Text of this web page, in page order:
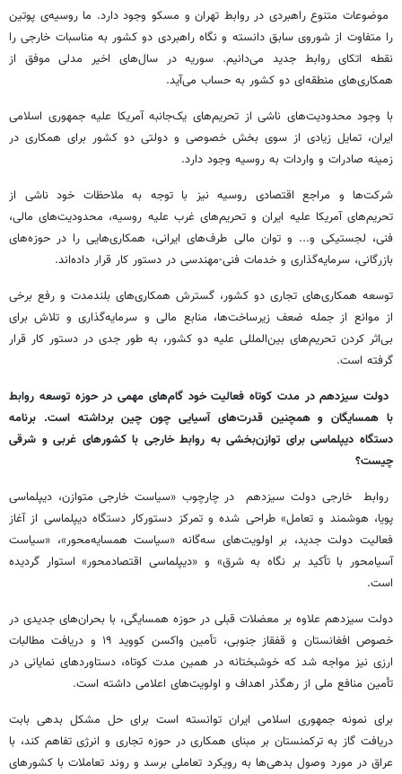
موضوعات متنوع راهبردی در روابط تهران و مسکو وجود دارد. ما روسیه‌ی پوتین
را متفاوت از شوروی سابق دانسته و نگاه راهبردی دو کشور به مناسبات خارجی را
نقطه اتکای روابط جدید می‌دانیم. سوریه در سال‌های اخیر مدلی موفق از
همکاری‌های منطقه‌ای دو کشور به حساب می‌آید.
با وجود محدودیت‌های ناشی از تحریم‌های یک‌جانبه آمریکا علیه جمهوری اسلامی
ایران، تمایل زیادی از سوی بخش خصوصی و دولتی دو کشور برای همکاری در
زمینه صادرات و واردات به روسیه وجود دارد.
شرکت‌ها و مراجع اقتصادی روسیه نیز با توجه به ملاحظات خود ناشی از
تحریم‌های آمریکا علیه ایران و تحریم‌های غرب علیه روسیه، محدودیت‌های مالی،
فنی، لجستیکی و... و توان مالی طرف‌های ایرانی، همکاری‌هایی را در حوزه‌های
بازرگانی، سرمایه‌گذاری و خدمات فنی-مهندسی در دستور کار قرار داده‌اند.
توسعه همکاری‌های تجاری دو کشور، گسترش همکاری‌های بلندمدت و رفع برخی
از موانع از جمله ضعف زیرساخت‌ها، منابع مالی و سرمایه‌گذاری و تلاش برای
بی‌اثر کردن تحریم‌های بین‌المللی علیه دو کشور، به طور جدی در دستور کار قرار
گرفته است.
دولت سیزدهم در مدت کوتاه فعالیت خود گام‌های مهمی در حوزه توسعه روابط
با همسایگان و همچنین قدرت‌های آسیایی چون چین برداشته است. برنامه
دستگاه دیپلماسی برای توازن‌بخشی به روابط خارجی با کشورهای غربی و شرقی
چیست؟
روابط خارجی دولت سیزدهم در چارچوب «سیاست خارجی متوازن، دیپلماسی
پویا، هوشمند و تعامل» طراحی شده و تمرکز دستورکار دستگاه دیپلماسی از آغاز
فعالیت دولت جدید، بر اولویت‌های سه‌گانه «سیاست همسایه‌محور»، «سیاست
آسیامحور با تأکید بر نگاه به شرق» و «دیپلماسی اقتصادمحور» استوار گردیده
است.
دولت سیزدهم علاوه بر معضلات قبلی در حوزه همسایگی، با بحران‌های جدیدی در
خصوص افغانستان و قفقاز جنوبی، تأمین واکسن کووید ۱۹ و دریافت مطالبات
ارزی نیز مواجه شد که خوشبختانه در همین مدت کوتاه، دستاوردهای نمایانی در
تأمین منافع ملی از رهگذر اهداف و اولویت‌های اعلامی داشته است.
برای نمونه جمهوری اسلامی ایران توانسته است برای حل مشکل بدهی بابت
دریافت گاز به ترکمنستان بر مبنای همکاری در حوزه تجاری و انرژی تفاهم کند، با
عراق در مورد وصول بدهی‌ها به رویکرد تعاملی برسد و روند تعاملات با کشورهای